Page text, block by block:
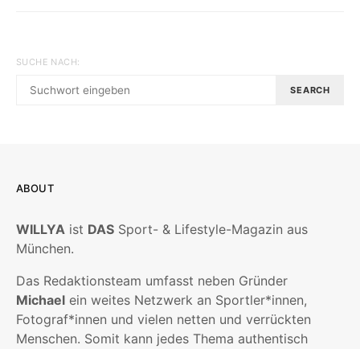
SUCHE NACH:
SEARCH
ABOUT
WILLYA ist DAS Sport- & Lifestyle-Magazin aus
München.
Das Redaktionsteam umfasst neben Gründer
Michael ein weites Netzwerk an Sportler*innen,
Fotograf*innen und vielen netten und verrückten
Menschen. Somit kann jedes Thema authentisch